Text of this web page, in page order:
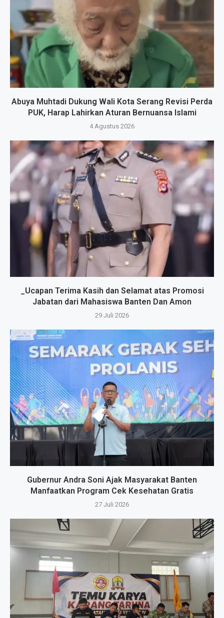
Abuya Muhtadi Dukung Wali Kota Serang Revisi Perda
PUK, Harap Lahirkan Aturan Bernuansa Islami
4 Agustus 2026
_Ucapan Terima Kasih dan Selamat atas Promosi
Jabatan dari Mahasiswa Banten Dan Amon
29 Juli 2026
Gubernur Andra Soni Ajak Masyarakat Banten
Manfaatkan Program Cek Kesehatan Gratis
27 Juli 2026